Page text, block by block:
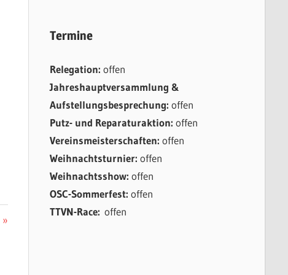
Termine
Relegation: offen
Jahreshauptversammlung &
Aufstellungsbesprechung: offen
Putz- und Reparaturaktion: offen
Vereinsmeisterschaften: offen
Weihnachtsturnier: offen
Weihnachtsshow: offen
OSC-Sommerfest: offen
TTVN-Race: offen